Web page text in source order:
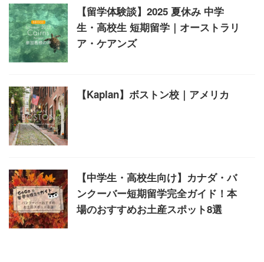
【留学体験談】2025 夏休み 中学
生・高校生 短期留学｜オーストラリ
ア・ケアンズ
【Kaplan】ボストン校｜アメリカ
【中学生・高校生向け】カナダ・バ
ンクーバー短期留学完全ガイド！本
場のおすすめお土産スポット8選